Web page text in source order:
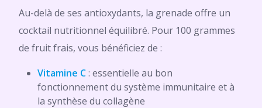
Au-delà de ses antioxydants, la grenade offre un
cocktail nutritionnel équilibré. Pour 100 grammes
de fruit frais, vous bénéficiez de :
Vitamine C: essentielle au bon
fonctionnement du système immunitaire et à
la synthèse du collagène